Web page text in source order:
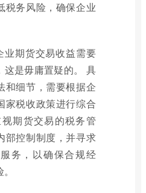
税务风险，确保企业
业期货交易收益需要
这是毋庸置疑的。 具
和细节，需要根据企
家税收政策进行综合
期货交易的税务管
部控制制度，并寻求
务，以确保合规经